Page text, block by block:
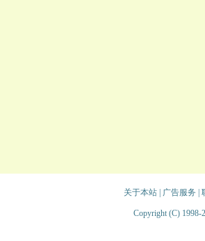
关于本站| 广告服务
Copyright (C) 1998-